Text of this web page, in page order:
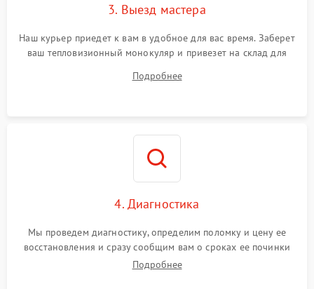
3. Выезд мастера
Наш курьер приедет к вам в удобное для вас время. Заберет
ваш тепловизионный монокуляр и привезет на склад для
Подробнее
4. Диагностика
Мы проведем диагностику, определим поломку и цену ее
восстановления и сразу сообщим вам о сроках ее починки
Подробнее